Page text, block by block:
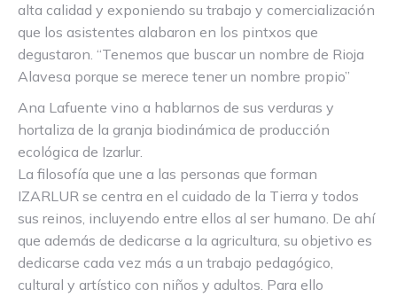
alta calidad y exponiendo su trabajo y comercialización
que los asistentes alabaron en los pintxos que
degustaron. “Tenemos que buscar un nombre de Rioja
Alavesa porque se merece tener un nombre propio”
Ana Lafuente vino a hablarnos de sus verduras y
hortaliza de la granja biodinámica de producción
ecológica de Izarlur.
La filosofía que une a las personas que forman
IZARLUR se centra en el cuidado de la Tierra y todos
sus reinos, incluyendo entre ellos al ser humano. De ahí
que además de dedicarse a la agricultura, su objetivo es
dedicarse cada vez más a un trabajo pedagógico,
cultural y artístico con niños y adultos. Para ello